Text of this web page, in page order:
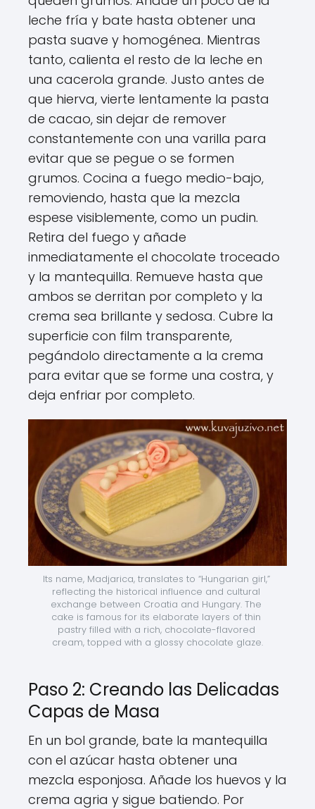
leche fría y bate hasta obtener una
pasta suave y homogénea. Mientras
tanto, calienta el resto de la leche en
una cacerola grande. Justo antes de
que hierva, vierte lentamente la pasta
de cacao, sin dejar de remover
constantemente con una varilla para
evitar que se pegue o se formen
grumos. Cocina a fuego medio-bajo,
removiendo, hasta que la mezcla
espese visiblemente, como un pudin.
Retira del fuego y añade
inmediatamente el chocolate troceado
y la mantequilla. Remueve hasta que
ambos se derritan por completo y la
crema sea brillante y sedosa. Cubre la
superficie con film transparente,
pegándolo directamente a la crema
para evitar que se forme una costra, y
deja enfriar por completo.
Its name, Madjarica, translates to “Hungarian girl,”
reflecting the historical influence and cultural
exchange between Croatia and Hungary. The
cake is famous for its elaborate layers of thin
pastry filled with a rich, chocolate-flavored
cream, topped with a glossy chocolate glaze.
Paso 2: Creando las Delicadas
Capas de Masa
En un bol grande, bate la mantequilla
con el azúcar hasta obtener una
mezcla esponjosa. Añade los huevos y la
crema agria y sigue batiendo. Por